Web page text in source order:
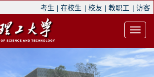
考生 | 在校生 | 校友 | 教职工 | 访客